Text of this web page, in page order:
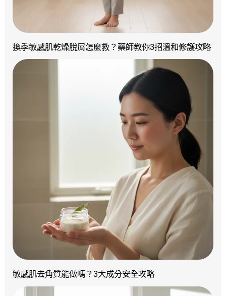
換季敏感肌乾燥脫屑怎麼救？藥師教你3招溫和修護攻略
敏感肌去角質能做嗎？3大成分安全攻略